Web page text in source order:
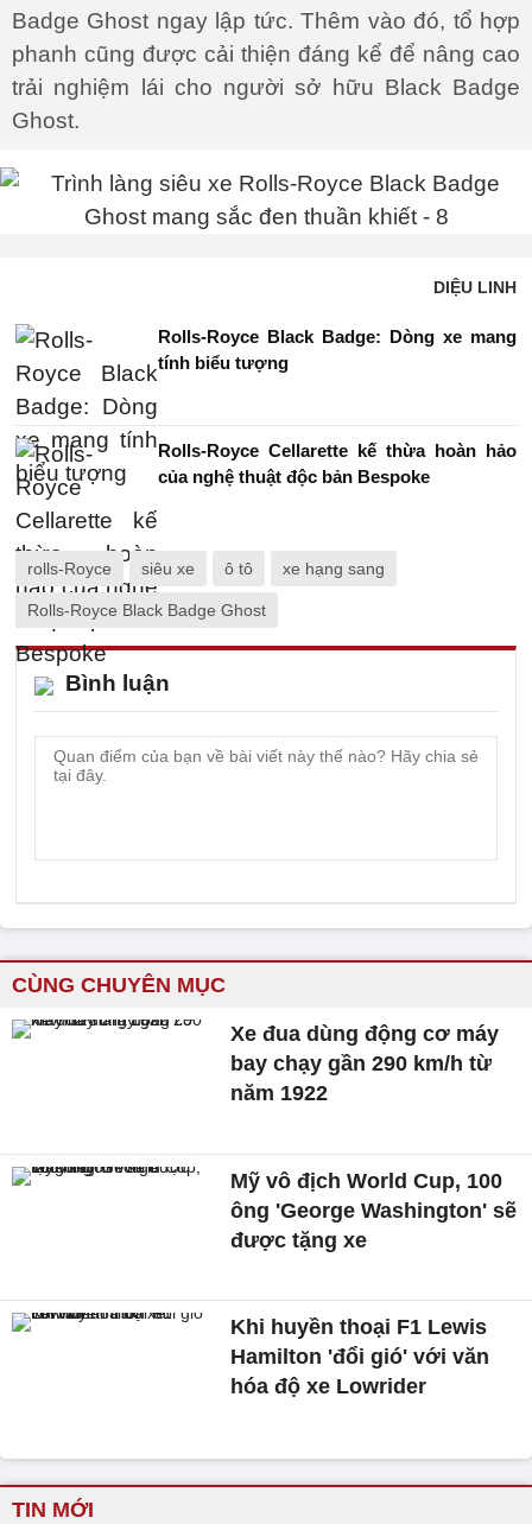
Badge Ghost ngay lập tức. Thêm vào đó, tổ hợp
phanh cũng được cải thiện đáng kể để nâng cao
trải nghiệm lái cho người sở hữu Black Badge
Ghost.
DIỆU LINH
Rolls-Royce Black Badge: Dòng xe mang
tính biểu tượng
Rolls-Royce Cellarette kế thừa hoàn hảo
của nghệ thuật độc bản Bespoke
rolls-Royce siêu xe ô tô xe hạng sang
Rolls-Royce Black Badge Ghost
Bình luận
CÙNG CHUYÊN MỤC
Xe đua dùng động cơ máy
bay chạy gần 290 km/h từ
năm 1922
Mỹ vô địch World Cup, 100
ông 'George Washington' sẽ
được tặng xe
Khi huyền thoại F1 Lewis
Hamilton 'đổi gió' với văn
hóa độ xe Lowrider
TIN MỚI